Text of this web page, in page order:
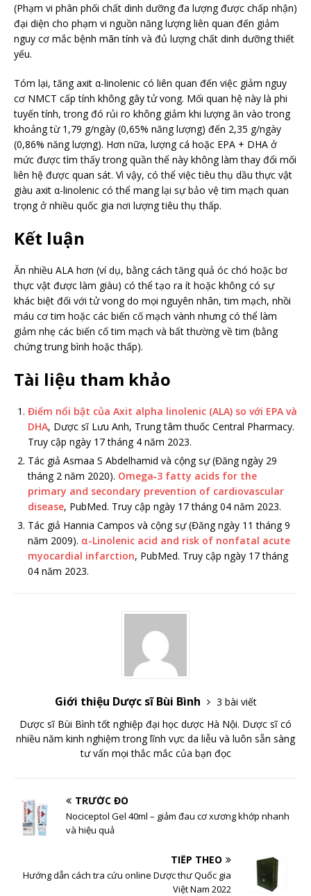
(Phạm vi phân phối chất dinh dưỡng đa lượng được chấp nhận)
đại diện cho phạm vi nguồn năng lượng liên quan đến giảm
nguy cơ mắc bệnh mãn tính và đủ lượng chất dinh dưỡng thiết
yếu.
Tóm lại, tăng axit α-linolenic có liên quan đến việc giảm nguy
cơ NMCT cấp tính không gây tử vong. Mối quan hệ này là phi
tuyến tính, trong đó rủi ro không giảm khi lượng ăn vào trong
khoảng từ 1,79 g/ngày (0,65% năng lượng) đến 2,35 g/ngày
(0,86% năng lượng). Hơn nữa, lượng cá hoặc EPA + DHA ở
mức được tìm thấy trong quần thể này không làm thay đổi mối
liên hệ được quan sát. Vì vậy, có thể việc tiêu thụ dầu thực vật
giàu axit α-linolenic có thể mang lại sự bảo vệ tim mạch quan
trọng ở nhiều quốc gia nơi lượng tiêu thụ thấp.
Kết luận
Ăn nhiều ALA hơn (ví dụ, bằng cách tăng quả óc chó hoặc bơ
thực vật được làm giàu) có thể tạo ra ít hoặc không có sự
khác biệt đối với tử vong do mọi nguyên nhân, tim mạch, nhồi
máu cơ tim hoặc các biến cố mạch vành nhưng có thể làm
giảm nhẹ các biến cố tim mạch và bất thường về tim (bằng
chứng trung bình hoặc thấp).
Tài liệu tham khảo
Điểm nổi bật của Axit alpha linolenic (ALA) so với EPA và
DHA, Dược sĩ Lưu Anh, Trung tâm thuốc Central Pharmacy.
Truy cập ngày 17 tháng 4 năm 2023.
Tác giả Asmaa S Abdelhamid và cộng sự (Đăng ngày 29
tháng 2 năm 2020). Omega‐3 fatty acids for the
primary and secondary prevention of cardiovascular
disease, PubMed. Truy cập ngày 17 tháng 04 năm 2023.
Tác giả Hannia Campos và cộng sự (Đăng ngày 11 tháng 9
năm 2009). α-Linolenic acid and risk of nonfatal acute
myocardial infarction, PubMed. Truy cập ngày 17 tháng
04 năm 2023.
Giới thiệu Dược sĩ Bùi Bình
3 bài viết
Dược sĩ Bùi Bình tốt nghiệp đại học dược Hà Nội. Dược sĩ có
nhiều năm kinh nghiệm trong lĩnh vực da liễu và luôn sẵn sàng
tư vấn mọi thắc mắc của bạn đọc
TRƯỚC ĐÓ
Nociceptol Gel 40ml – giảm đau cơ xương khớp nhanh
và hiệu quả
TIẾP THEO
Hướng dẫn cách tra cứu online Dược thư Quốc gia
Việt Nam 2022